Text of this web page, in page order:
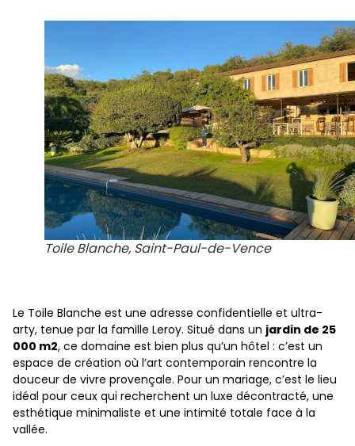
Toile Blanche, Saint-Paul-de-Vence
Le Toile Blanche est une adresse confidentielle et ultra-
arty, tenue par la famille Leroy. Situé dans un jardin de 25
000 m2, ce domaine est bien plus qu’un hôtel : c’est un
espace de création où l’art contemporain rencontre la
douceur de vivre provençale. Pour un mariage, c’est le lieu
idéal pour ceux qui recherchent un luxe décontracté, une
esthétique minimaliste et une intimité totale face à la
vallée.